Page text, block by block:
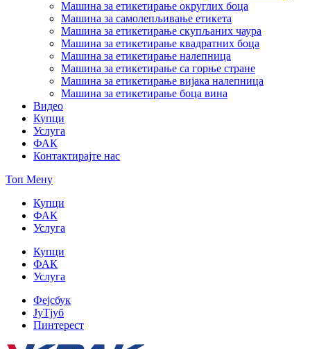
Машина за етикетирање округлих боца
Машина за самолепљивање етикета
Машина за етикетирање скупљаних чаура
Машина за етикетирање квадратних боца
Машина за етикетирање налепница
Машина за етикетирање са горње стране
Машина за етикетирање вијака налепница
Машина за етикетирање боца вина
Видео
Купци
Услуга
ФАК
Контактирајте нас
Топ Мену
Купци
ФАК
Услуга
Купци
ФАК
Услуга
Фејсбук
ЈуТјуб
Пинтерест